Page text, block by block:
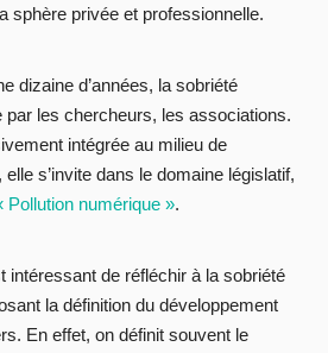
sphère privée et professionnelle.
dizaine d’années, la sobriété
par les chercheurs, les associations.
intégrée au milieu de
elle s’invite dans le domaine législatif,
Pollution numérique ».
intéressant de réfléchir à la sobriété
la définition du développement
En effet, on définit souvent le